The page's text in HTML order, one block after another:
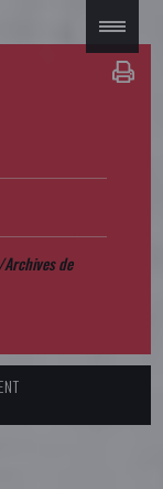
Archives de